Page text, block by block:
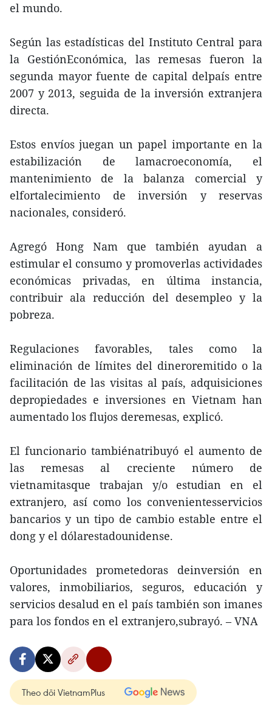
el mundo.
Según las estadísticas del Instituto Central para
la GestiónEconómica, las remesas fueron la
segunda mayor fuente de capital delpaís entre
2007 y 2013, seguida de la inversión extranjera
directa.
Estos envíos juegan un papel importante en la
estabilización de lamacroeconomía, el
mantenimiento de la balanza comercial y
elfortalecimiento de inversión y reservas
nacionales, consideró.
Agregó Hong Nam que también ayudan a
estimular el consumo y promoverlas actividades
económicas privadas, en última instancia,
contribuir ala reducción del desempleo y la
pobreza.
Regulaciones favorables, tales como la
eliminación de límites del dineroremitido o la
facilitación de las visitas al país, adquisiciones
depropiedades e inversiones en Vietnam han
aumentado los flujos deremesas, explicó.
El funcionario tambiénatribuyó el aumento de
las remesas al creciente número de
vietnamitasque trabajan y/o estudian en el
extranjero, así como los convenientesservicios
bancarios y un tipo de cambio estable entre el
dong y el dólarestadounidense.
Oportunidades prometedoras deinversión en
valores, inmobiliarios, seguros, educación y
servicios desalud en el país también son imanes
para los fondos en el extranjero,subrayó. – VNA
Theo dõi VietnamPlus